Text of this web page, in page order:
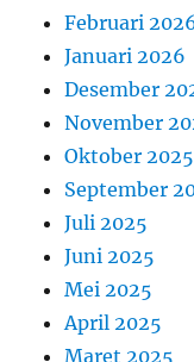
Februari
Januari 2026
Desember
November
Oktober 2025
September
Juli 2025
Juni 2025
Mei 2025
April 2025
Maret 2025